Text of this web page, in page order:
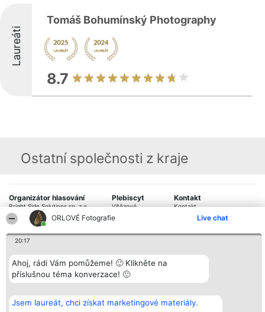
ORLOVÉ Fotografie Live chat
20:17
Ahoj, rádi Vám pomůžeme! 🙂 Klikněte na
příslušnou téma konverzace! 🙂
Jsem laureát, chci získat marketingové materiály.
Laureáti
Tomáš Bohumínský Photography
8.7
Ostatní společnosti z kraje
Organizátor hlasování
Bright Side Solutions sp. z o.
o. sp. k.
ul. Ruska 22
Wrocław 50-079
KRS 0000749100 | Regon
Plebiscyt
Vítězové
Seznam všech
Zásady
ochrany
osobních údajů
Kontakt
Kontakt